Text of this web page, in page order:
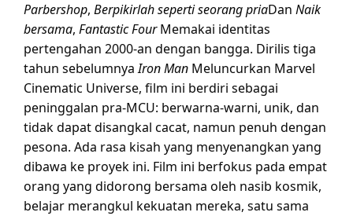
Parbershop, Berpikirlah seperti seorang priaDan Naik
bersama, Fantastic FourMemakai identitas
pertengahan 2000-an dengan bangga. Dirilis tiga
tahun sebelumnyaIron Man Meluncurkan Marvel
Cinematic Universe, film ini berdiri sebagai
peninggalan pra-MCU: berwarna-warni, unik, dan
tidak dapat disangkal cacat, namun penuh dengan
pesona. Ada rasa kisah yang menyenangkan yang
dibawa ke proyek ini. Film ini berfokus pada empat
orang yang didorong bersama oleh nasib kosmik,
belajar merangkul kekuatan mereka, satu sama